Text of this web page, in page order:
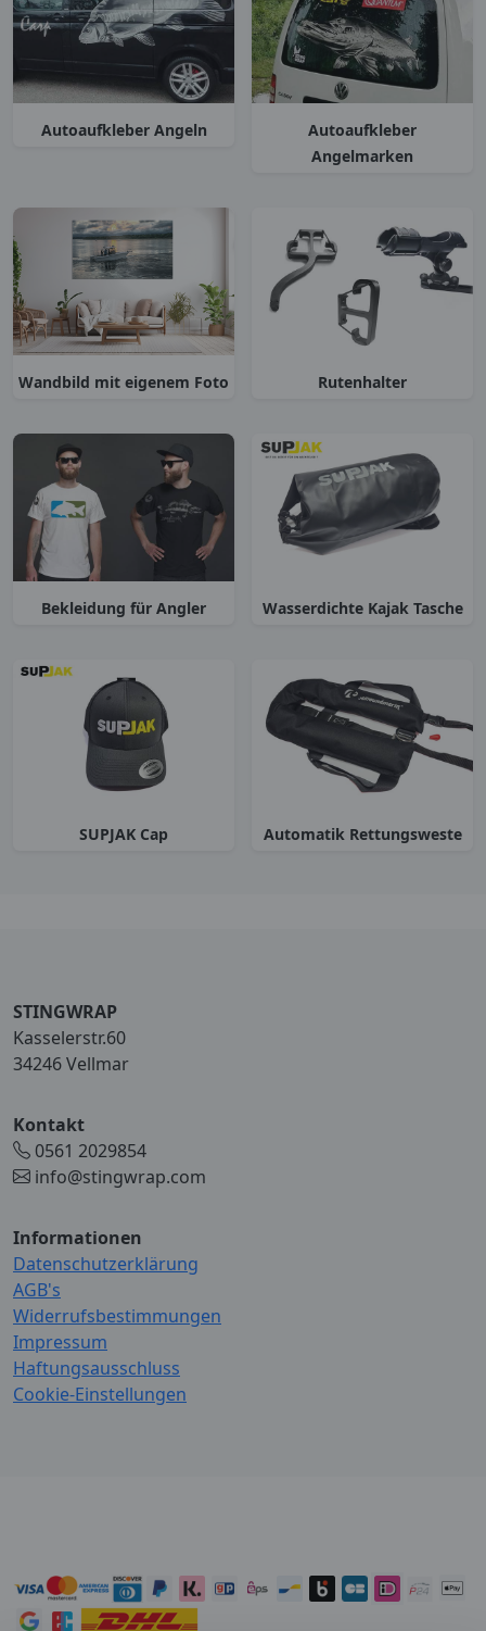
Autoaufkleber Angeln
Autoaufkleber
Angelmarken
Wandbild mit eigenem Foto Rutenhalter
Bekleidung für Angler Wasserdichte Kajak Tasche
SUPJAK Cap Automatik Rettungsweste
STINGWRAP
Kasselerstr.60
34246 Vellmar
Kontakt
0561 2029854
info@stingwrap.com
Informationen
Datenschutzerklärung
AGB's
Widerrufsbestimmungen
Impressum
Haftungsausschluss
Cookie-Einstellungen